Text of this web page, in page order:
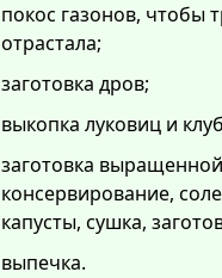
покос газонов, чтобы
отрастала;
заготовка дров;
выкопка луковиц и
заготовка
консервирование,
капусты, сушка,
выпечка.